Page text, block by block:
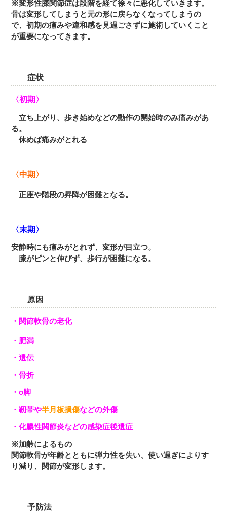
※変形性膝関節症は段階を経て徐々に悪化していきます。
骨は変形してしまうと元の形に戻らなくなってしまうの
で、初期の痛みや違和感を見過ごさずに施術していくこと
が重要になってきます。
症状
〈初期〉
立ち上がり、歩き始めなどの動作の開始時のみ痛みがあ
る。
休めば痛みがとれる
〈中期〉
正座や階段の昇降が困難となる。
〈末期〉
安静時にも痛みがとれず、変形が目立つ。
膝がピンと伸びず、歩行が困難になる。
原因
・関節軟骨の老化
・肥満
・遺伝
・骨折
・o脚
・靭帯や半月板損傷などの外傷
・化膿性関節炎などの感染症後遺症
※加齢によるもの
関節軟骨が年齢とともに弾力性を失い、使い過ぎによりす
り減り、関節が変形します。
予防法